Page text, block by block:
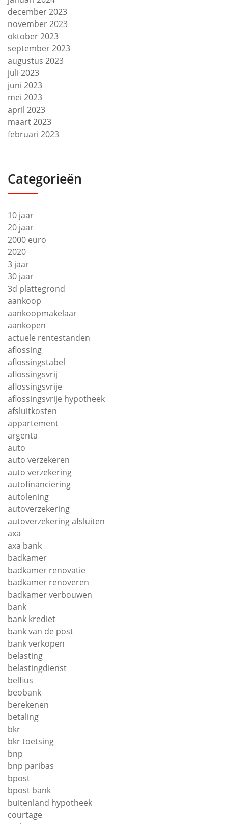
december 2023
november 2023
oktober 2023
september 2023
augustus 2023
juli 2023
juni 2023
mei 2023
april 2023
maart 2023
februari 2023
Categorieën
10 jaar
20 jaar
2000 euro
2020
3 jaar
30 jaar
3d plattegrond
aankoop
aankoopmakelaar
aankopen
actuele rentestanden
aflossing
aflossingstabel
aflossingsvrij
aflossingsvrije
aflossingsvrije hypotheek
afsluitkosten
appartement
argenta
auto
auto verzekeren
auto verzekering
autofinanciering
autolening
autoverzekering
autoverzekering afsluiten
axa
axa bank
badkamer
badkamer renovatie
badkamer renoveren
badkamer verbouwen
bank
bank krediet
bank van de post
bank verkopen
belasting
belastingdienst
belfius
beobank
berekenen
betaling
bkr
bkr toetsing
bnp
bnp paribas
bpost
bpost bank
buitenland hypotheek
courtage